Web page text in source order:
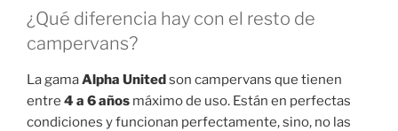
¿Qué diferencia hay con el resto de
campervans?
La gamaAlpha Unitedson campervans que tienen
entre 4 a 6 años máximo de uso. Están en perfectas
condiciones y funcionan perfectamente, sino, no las